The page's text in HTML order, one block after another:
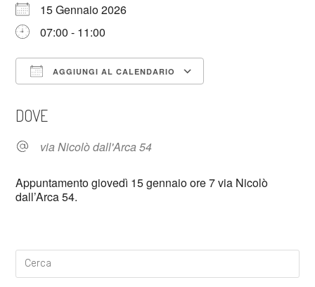
15 Gennaio 2026
07:00 - 11:00
AGGIUNGI AL CALENDARIO
DOVE
via Nicolò dall'Arca 54
Appuntamento giovedì 15 gennaio ore 7 via Nicolò
dall’Arca 54.